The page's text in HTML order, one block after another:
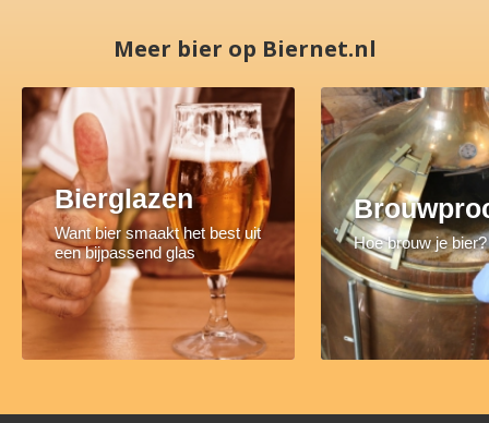
Meer bier op Biernet.nl
Bierglazen
Want bier smaakt het best uit
een bijpassend glas
Hoe brouw je bier?